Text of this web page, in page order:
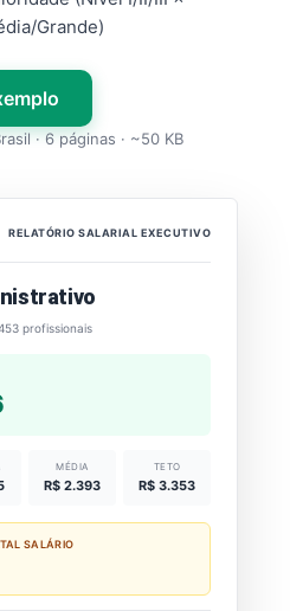
Grande)
· 6 páginas · ~50 KB
RELATÓRIO SALARIAL EXECUTIVO
profissionais
MÉDIA
R$ 2.393
TETO
R$ 3.353
SALÁRIO